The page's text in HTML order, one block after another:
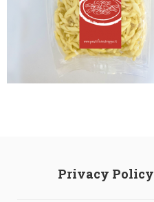
Privacy Policy